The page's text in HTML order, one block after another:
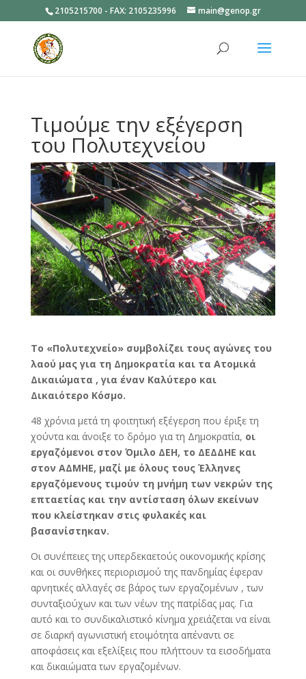
2105215700 - FAX: 2105235996 main@genop.gr
Τιμούμε την εξέγερση
του Πολυτεχνείου
Το «Πολυτεχνείο» συμβολίζει τους αγώνες του
λαού μας για τη Δημοκρατία και τα Ατομικά
Δικαιώματα , για έναν Καλύτερο και
Δικαιότερο Κόσμο.
48 χρόνια μετά τη φοιτητική εξέγερση που έριξε τη
χούντα και άνοιξε το δρόμο για τη Δημοκρατία, οι
εργαζόμενοι στον Όμιλο ΔΕΗ, το ΔΕΔΔΗΕ και
στον ΑΔΜΗΕ, μαζί με όλους τους Έλληνες
εργαζόμενους τιμούν τη μνήμη των νεκρών της
επταετίας και την αντίσταση όλων εκείνων
που κλείστηκαν στις φυλακές και
βασανίστηκαν.
Οι συνέπειες της υπερδεκαετούς οικονομικής κρίσης
και οι συνθήκες περιορισμού της πανδημίας έφεραν
αρνητικές αλλαγές σε βάρος των εργαζομένων , των
συνταξιούχων και των νέων της πατρίδας μας. Για
αυτό και το συνδικαλιστικό κίνημα χρειάζεται να είναι
σε διαρκή αγωνιστική ετοιμότητα απέναντι σε
αποφάσεις και εξελίξεις που πλήττουν τα εισοδήματα
και δικαιώματα των εργαζομένων.